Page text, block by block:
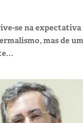
se na
mas de